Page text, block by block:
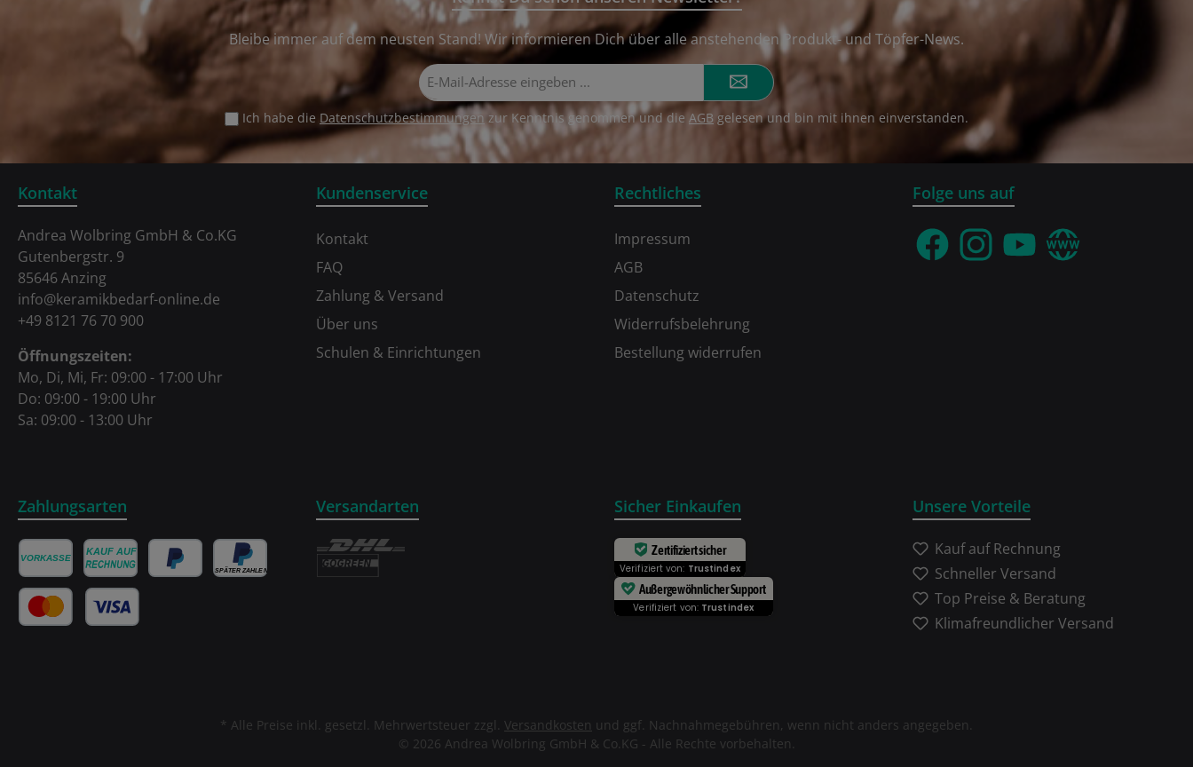
Bleibe immer auf dem neusten Stand! Wir informieren Dich über alle anstehenden Produkt- und Töpfer-News.
Mail-
Adresse*
Ich habe die Datenschutzbestimmungen zur Kenntnis genommen und die AGB gelesen und bin mit ihnen einverstanden.
Kundenservice
Kontakt
FAQ
Zahlung & Versand
Über uns
Schulen & Einrichtungen
Rechtliches
Impressum
AGB
Datenschutz
Widerrufsbelehrung
Bestellung widerrufen
Kontakt
Andrea Wolbring GmbH & Co.KG
Gutenbergstr. 9
85646 Anzing
info@keramikbedarf-online.de
+49 8121 76 70 900
Öffnungszeiten:
Mo, Di, Mi, Fr: 09:00 - 17:00 Uhr
Do: 09:00 - 19:00 Uhr
Sa: 09:00 - 13:00 Uhr
Zahlungsarten Versandarten Sicher Einkaufen
Zertifiziert sicher
Verifiziert von: Trustindex
Außergewöhnlicher Support
Verifiziert von: Trustindex
Folge uns auf
FacebookInstagramYouTubeWebseite
Unsere Vorteile
Kauf auf Rechnung
Schneller Versand
Top Preise & Beratung
Klimafreundlicher Versand
* Alle Preise inkl. gesetzl. Mehrwertsteuer zzgl. Versandkosten und ggf. Nachnahmegebühren, wenn nicht anders angegeben.
© 2026 Andrea Wolbring GmbH & Co.KG - Alle Rechte vorbehalten.